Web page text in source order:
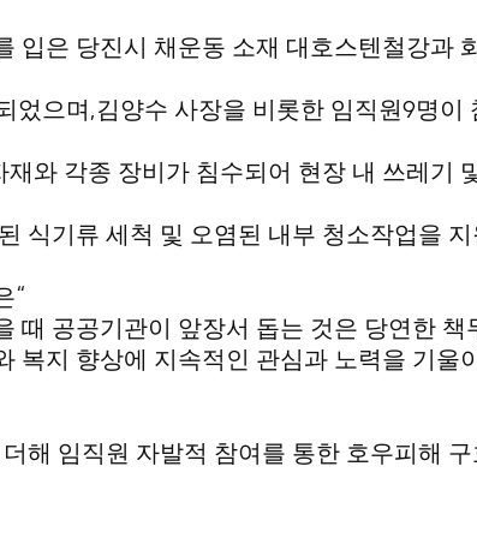
입은 당진시 채운동 소재 대호스텐철강과
었으며,김양수 사장을 비롯한 임직원9명이
와 각종 장비가 침수되어 현장 내 쓰레기
식기류 세척 및 오염된 내부 청소작업을
“
때 공공기관이 앞장서 돕는 것은 당연한 책
복지 향상에 지속적인 관심과 노력을 기울
해 임직원 자발적 참여를 통한 호우피해